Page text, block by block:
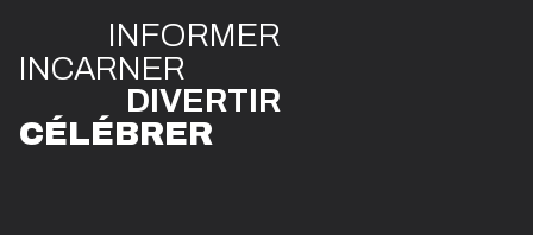
INFORMER
INCARNER
DIVERTIR
CÉLÉBRER